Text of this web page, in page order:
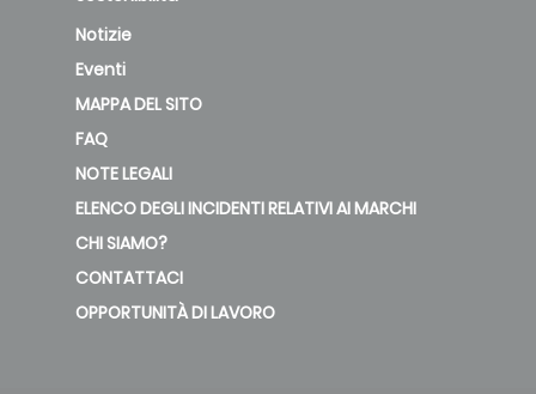
Notizie
Eventi
MAPPA DEL SITO
FAQ
NOTE LEGALI
ELENCO DEGLI INCIDENTI RELATIVI AI MARCHI
CHI SIAMO?
CONTATTACI
OPPORTUNITÀ DI LAVORO